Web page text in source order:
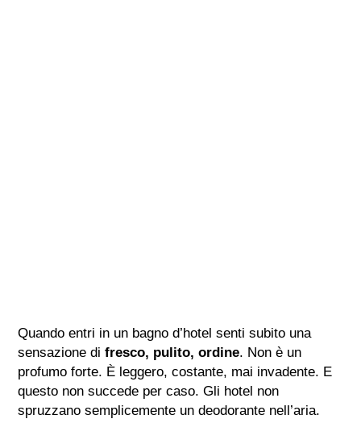
Quando entri in un bagno d’hotel senti subito una
sensazione difresco, pulito, ordine. Non è un
profumo forte. È leggero, costante, mai invadente. E
questo non succede per caso. Gli hotel non
spruzzano semplicemente un deodorante nell’aria.